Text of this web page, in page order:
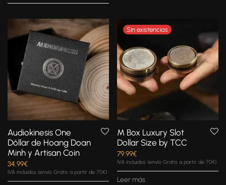
Audiokinesis One
Dóllar de Hoang Doan
Minh y Artisan Coin
34.99€
IVA incluidos (envío Gratis a partir de 70€)
M Box Luxury Slot
Dollar Size by TCC
79.99€
IVA incluidos (envío Gratis a partir de 70€)
Leer más